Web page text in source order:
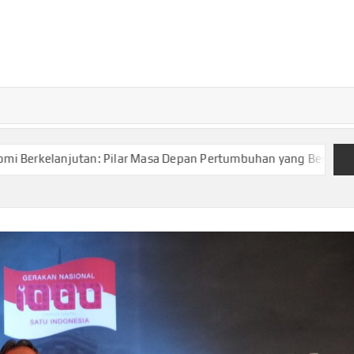
Pilar Masa Depan Pertumbuhan yang Bertanggung